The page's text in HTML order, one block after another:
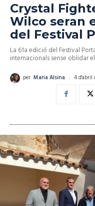
Crystal
Wilco seran
del Festival
La 61a edició del Festival
internacionals sense oblidar
per Maria Alsina 4 d'abril